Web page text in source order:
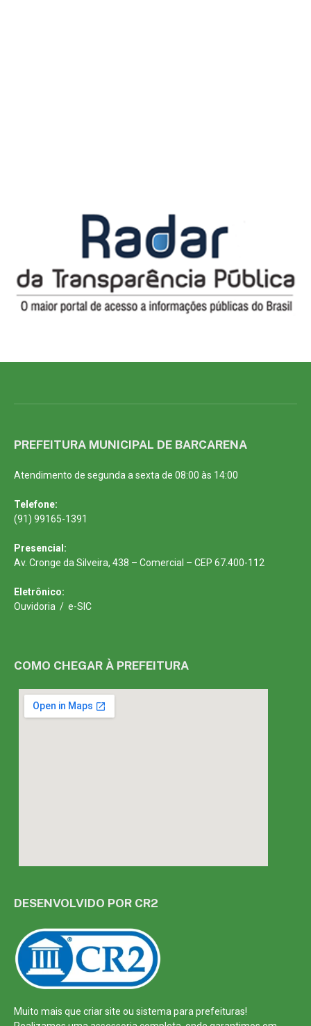
PREFEITURA MUNICIPAL DE BARCARENA
Atendimento de segunda a sexta de 08:00 às 14:00
Telefone:
(91) 99165-1391
Presencial:
Av. Cronge da Silveira, 438 – Comercial – CEP 67.400-112
Eletrônico:
Ouvidoria / e-SIC
COMO CHEGAR À PREFEITURA
DESENVOLVIDO POR CR2
Muito mais que criar site ou sistema para prefeituras!